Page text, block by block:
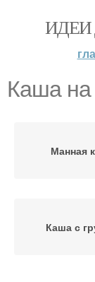
ИДЕИ
Каша на
Манная
Каша с